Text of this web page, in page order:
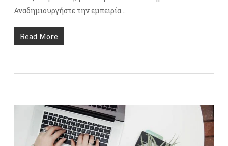
Αναδημιουργήστε την εμπειρία…
Read More